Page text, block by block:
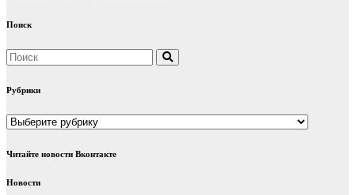
Поиск
Рубрики
Рубрики
Читайте новости Вконтакте
Новости